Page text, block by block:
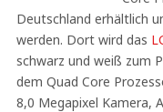
Deutschland erhältlich
werden. Dort wird das
schwarz und weiß zum
dem Quad Core
8,0 Megapixel Kamera,